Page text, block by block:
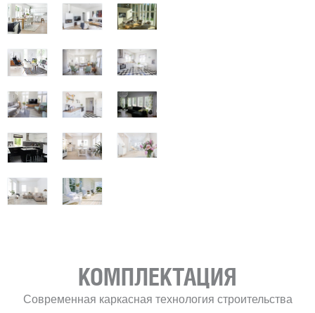
КОМПЛЕКТАЦИЯ
Современная каркасная технология строительства